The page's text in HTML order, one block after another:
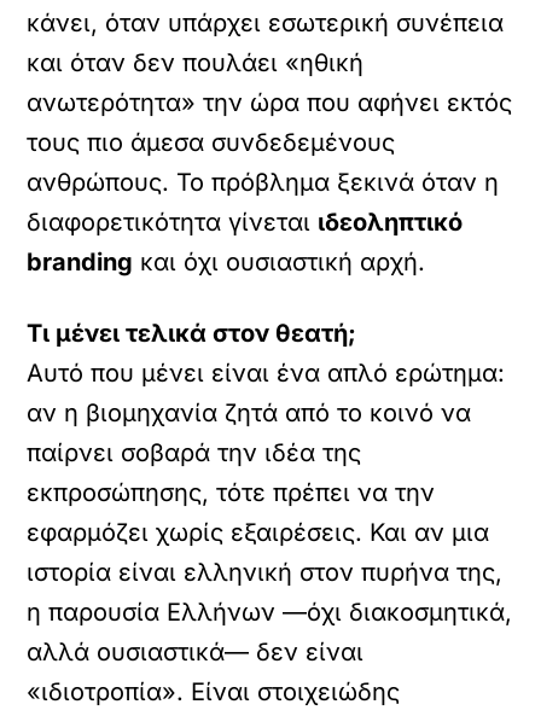
κάνει, όταν υπάρχει εσωτερική συνέπεια
και όταν δεν πουλάει «ηθική
ανωτερότητα» την ώρα που αφήνει εκτός
τους πιο άμεσα συνδεδεμένους
ανθρώπους. Το πρόβλημα ξεκινά όταν η
διαφορετικότητα γίνεται ιδεοληπτικό
branding και όχι ουσιαστική αρχή.
Τι μένει τελικά στον θεατή;
Αυτό που μένει είναι ένα απλό ερώτημα:
αν η βιομηχανία ζητά από το κοινό να
παίρνει σοβαρά την ιδέα της
εκπροσώπησης, τότε πρέπει να την
εφαρμόζει χωρίς εξαιρέσεις. Και αν μια
ιστορία είναι ελληνική στον πυρήνα της,
η παρουσία Ελλήνων —όχι διακοσμητικά,
αλλά ουσιαστικά— δεν είναι
«ιδιοτροπία». Είναι στοιχειώδης